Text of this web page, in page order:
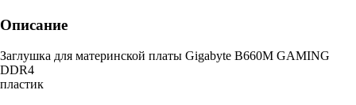
Описание
Заглушка для материнской платы Gigabyte B660M GAMING
DDR4
пластик